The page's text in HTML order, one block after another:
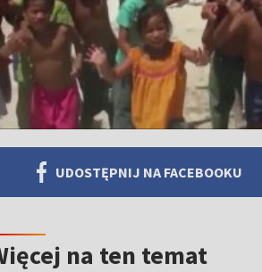
UDOSTĘPNIJ NA FACEBOOKU
na ten temat